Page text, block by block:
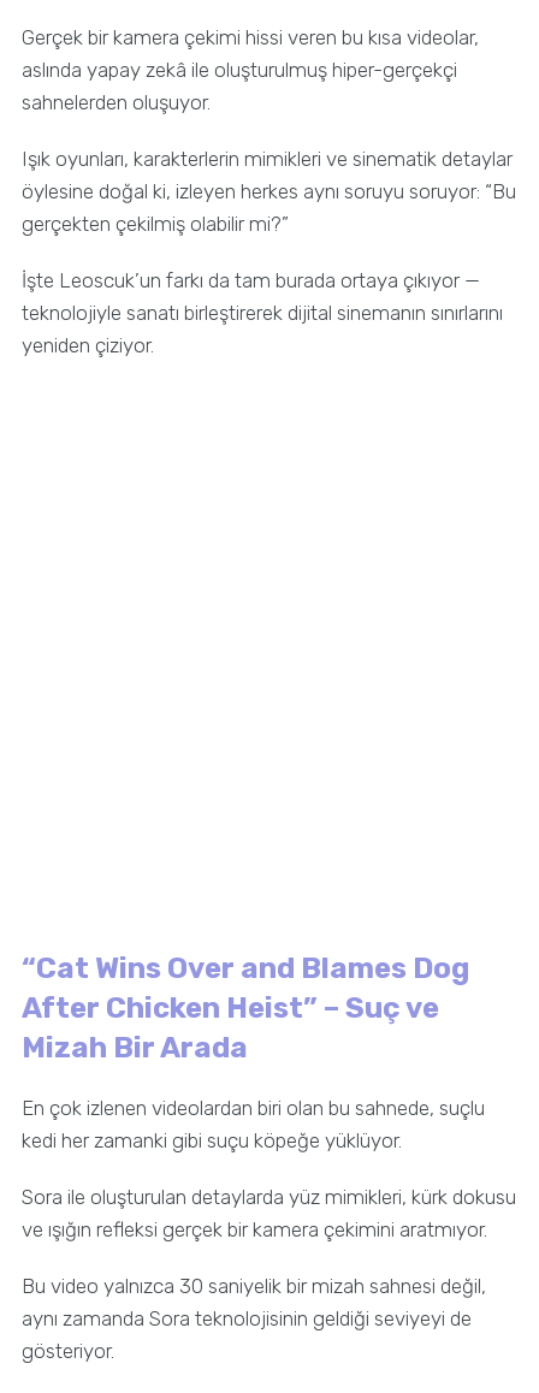
Gerçek bir kamera çekimi hissi veren bu kısa videolar,
aslında yapay zekâ ile oluşturulmuş hiper-gerçekçi
sahnelerden oluşuyor.
Işık oyunları, karakterlerin mimikleri ve sinematik detaylar
öylesine doğal ki, izleyen herkes aynı soruyu soruyor: “Bu
gerçekten çekilmiş olabilir mi?”
İşte Leoscuk’un farkı da tam burada ortaya çıkıyor —
teknolojiyle sanatı birleştirerek dijital sinemanın sınırlarını
yeniden çiziyor.
“Cat Wins Over and Blames Dog
After Chicken Heist” – Suç ve
Mizah Bir Arada
En çok izlenen videolardan biri olan bu sahnede, suçlu
kedi her zamanki gibi suçu köpeğe yüklüyor.
Sora ile oluşturulan detaylarda yüz mimikleri, kürk dokusu
ve ışığın refleksi gerçek bir kamera çekimini aratmıyor.
Bu video yalnızca 30 saniyelik bir mizah sahnesi değil,
aynı zamanda Sora teknolojisinin geldiği seviyeyi de
gösteriyor.